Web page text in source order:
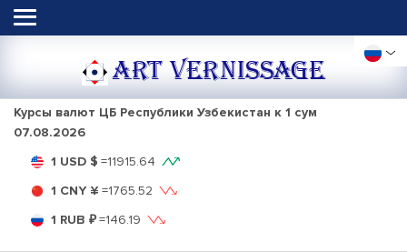
ART VERNISSAGE
Курсы валют ЦБ Республики Узбекистан к 1 сум
07.08.2026
1 USD $ =11915.64
1 CNY ¥ =1765.52
1 RUB ₽=146.19